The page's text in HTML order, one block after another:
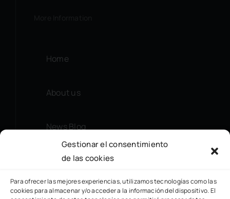
Gestionar el consentimiento
de las cookies
Para ofrecer las mejores experiencias, utilizamos tecnologías como las
cookies para almacenar y/o acceder a la información del dispositivo. El
Home
About us
News Blog
Contact
Privacy Policy